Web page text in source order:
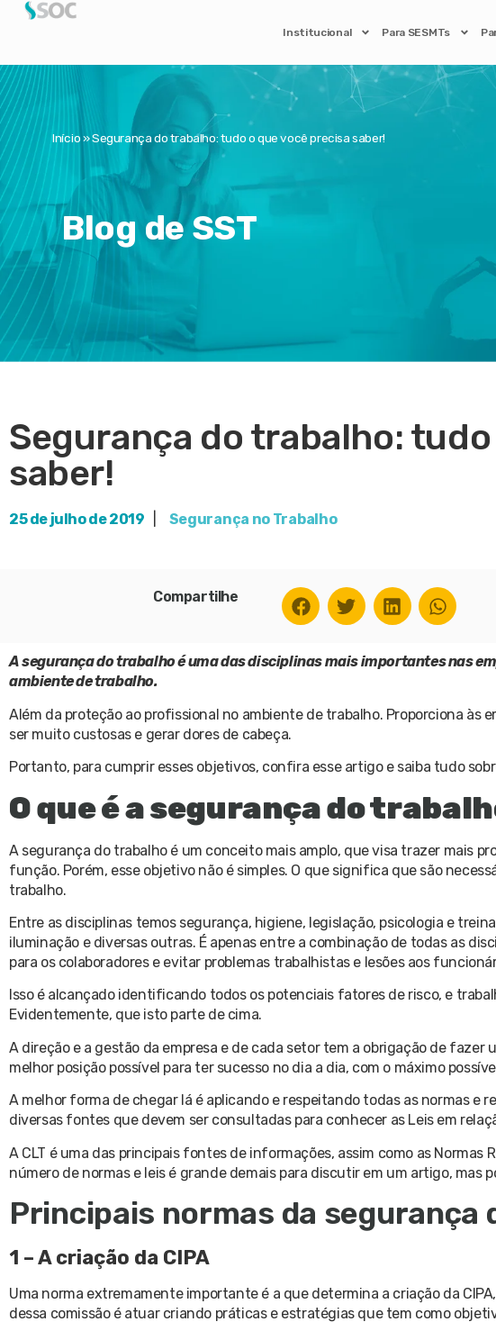
Institucional Para SESMTs
Início»Segurança do trabalho: tudo o que você precisa saber!
Blog de SST
Segurança do trabalho:
saber!
25 de julho de 2019 Segurança no Trabalho
Compartilhe
A segurança do trabalho é uma das disciplinas mais importantes nas
ambiente de trabalho.
Além da proteção ao profissional no ambiente de trabalho. Proporciona às
ser muito custosas e gerar dores de cabeça.
Portanto, para cumprir esses objetivos, confira esse artigo e saiba tudo
O que é a segurança do
A segurança do trabalho é um conceito mais amplo, que visa trazer mais
função. Porém, esse objetivo não é simples. O que significa que são
trabalho.
Entre as disciplinas temos segurança, higiene, legislação, psicologia e
iluminação e diversas outras. É apenas entre a combinação de todas as
para os colaboradores e evitar problemas trabalhistas e lesões aos
Isso é alcançado identificando todos os potenciais fatores de risco, e
Evidentemente, que isto parte de cima.
A direção e a gestão da empresa e de cada setor tem a obrigação de
melhor posição possível para ter sucesso no dia a dia, com o máximo
A melhor forma de chegar lá é aplicando e respeitando todas as normas e
diversas fontes que devem ser consultadas para conhecer as Leis em
A CLT é uma das principais fontes de informações, assim como as Normas
número de normas e leis é grande demais para discutir em um artigo, mas
Principais normas da segurança
1 – A criação da CIPA
Uma norma extremamente importante é a que determina a criação da
dessa comissão é atuar criando práticas e estratégias que tem como